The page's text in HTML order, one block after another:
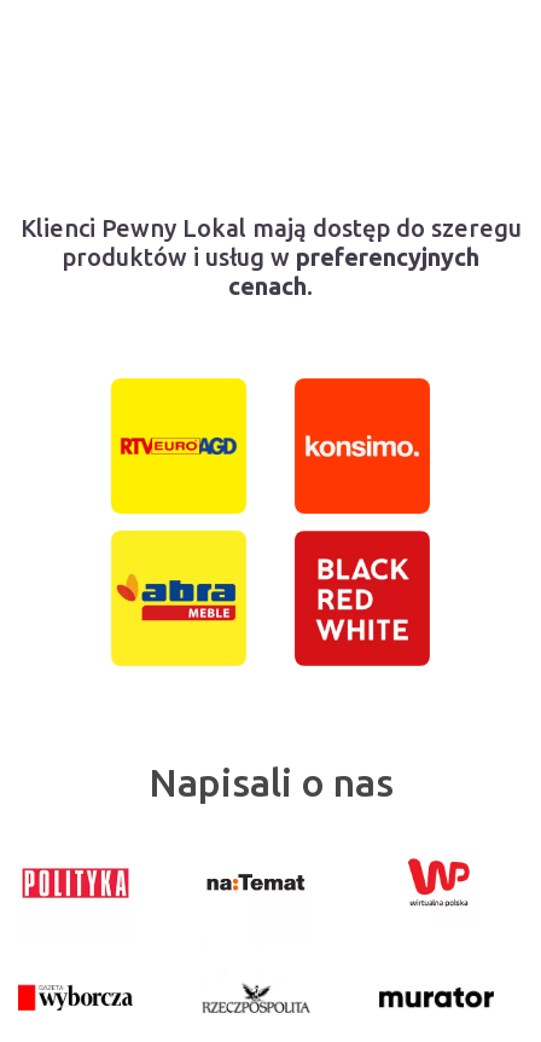
Klienci Pewny Lokal mają dostęp do szeregu
produktów i usług w preferencyjnych
cenach.
Napisali o nas